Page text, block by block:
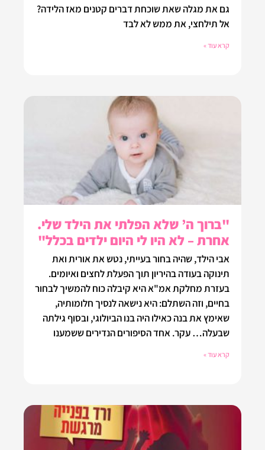
גם את מגלה שאת שוכחת דברים קטנים מאז הלידה?
אל תילחצי, את ממש לא לבד
קרא עוד »
"ברוך ה’ שלא הפלתי את הילד שלי.
אחרת – לא היו לי היום ילדים בכלל"
אבי הילד, שהיה בחור בעייתי, נטש את אורית ואת
תינוקה בעודה בהיריון תוך הפעלת לחצים ואיומים.
בעזרת מחלקת אמ"א היא קיבלה כוח להמשיך לבחור
בחיים, וזה השתלם: היא נישאה לנסיך חלומותיה,
שאימץ את בנה כאילו היה בנו הביולוגי, ובסוף גילתה
שבעלה… עקר. אחד הסיפורים הנדירים ששמענו
קרא עוד »